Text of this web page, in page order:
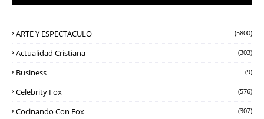
ARTE Y ESPECTACULO (5800)
Actualidad Cristiana (303)
Business (9)
Celebrity Fox (576)
Cocinando Con Fox (307)